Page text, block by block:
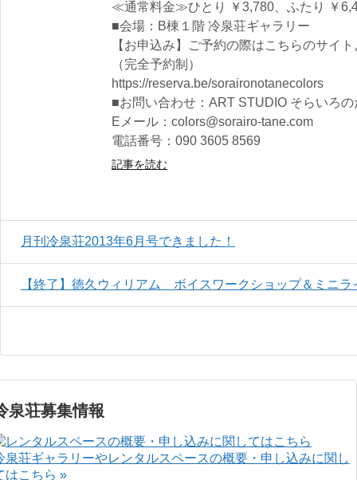
≪通常料金≫ひとり ￥3,780、ふたり ￥
■会場：B棟１階 冷泉荘ギャラリー
【お申込み】ご予約の際はこちらのサイ
（完全予約制）
https://reserva.be/soraironotanecolors
■お問い合わせ：ART STUDIO そらいろの
Eメール：colors@sorairo-tane.com
電話番号：090 3605 8569
記事を読む
月刊冷泉荘2013年6月号できました！
【終了】徳久ウィリアム ボイスワークショップ＆ミニラ
泉荘募集情報
泉荘ギャラリーやレンタルスペースの概要・申し込みに関し
はこちら »